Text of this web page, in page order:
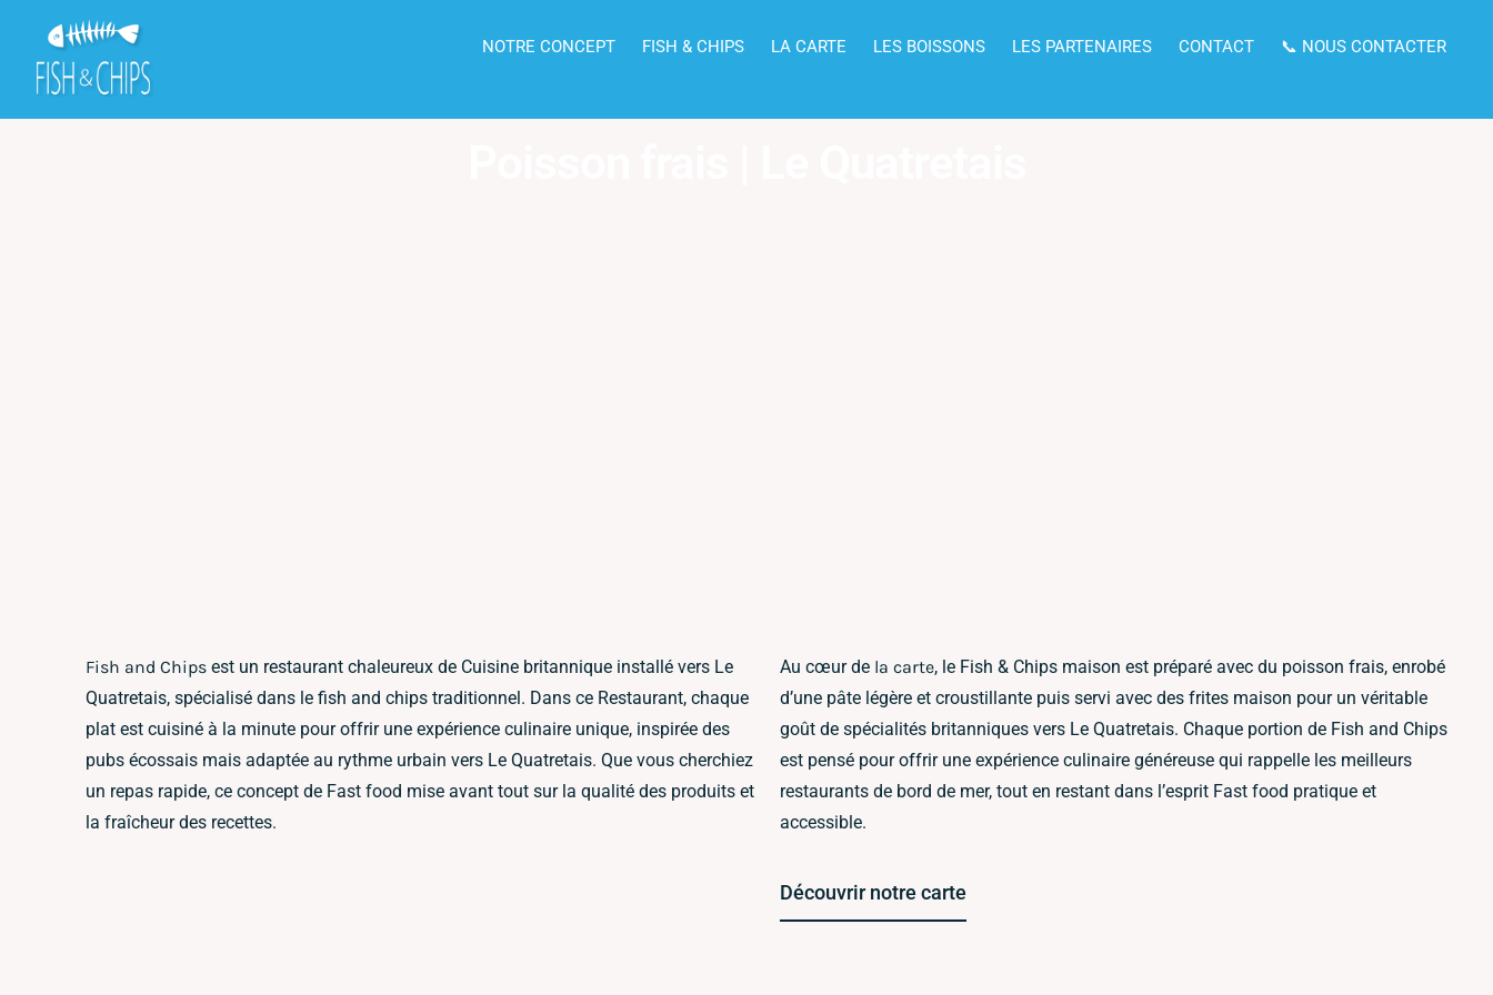
principal
NOTRE CONCEPT FISH & CHIPS LA CARTE LES BOISSONS LES PARTENAIRES CONTACT 📞 NOUS CONTACTER
Fish and Chips est un restaurant chaleureux de Cuisine britannique installé vers Le
Quatretais, spécialisé dans le fish and chips traditionnel. Dans ce Restaurant, chaque
plat est cuisiné à la minute pour offrir une expérience culinaire unique, inspirée des
pubs écossais mais adaptée au rythme urbain vers Le Quatretais. Que vous cherchiez
un repas rapide, ce concept de Fast food mise avant tout sur la qualité des produits et
la fraîcheur des recettes.
Au cœur de la carte, le Fish & Chips maison est préparé avec du poisson frais, enrobé
d’une pâte légère et croustillante puis servi avec des frites maison pour un véritable
goût de spécialités britanniques vers Le Quatretais. Chaque portion de Fish and Chips
est pensé pour offrir une expérience culinaire généreuse qui rappelle les meilleurs
restaurants de bord de mer, tout en restant dans l’esprit Fast food pratique et
accessible.
Découvrir notre carte